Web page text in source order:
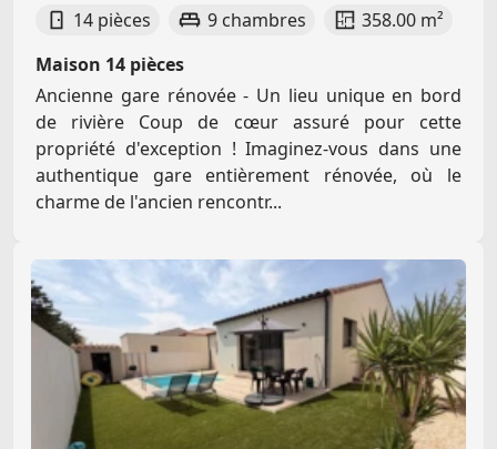
14 pièces 9 chambres
358.00 m²
Maison 14 pièces
Ancienne gare rénovée - Un lieu unique en bord
de rivière Coup de cœur assuré pour cette
propriété d'exception ! Imaginez-vous dans une
authentique gare entièrement rénovée, où le
charme de l'ancien rencontr...